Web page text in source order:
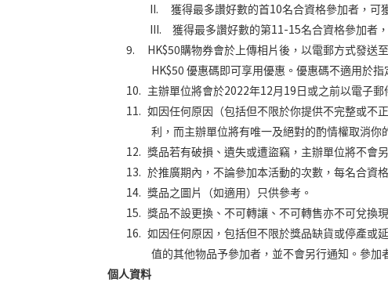
II. 獲得最多讚好數的首10名合資格參加者，可
III. 獲得最多讚好數的第11-15名合資格參加者
9. HK$50購物券會於上傳相片後，以電郵方式發送
HK$50 優惠碼即可享用優惠。優惠碼不適用於
10. 主辦單位將會於2022年12月 19 日或之前以電子郵
11. 如因任何原因（包括但不限於你提供不完整或不
利，而主辦單位將有唯一及絕對的酌情權取消你
12. 獎品若有破損、遺失或遭盜竊，主辦單位將不會
13. 於推廣期內，不論參加本活動的次數，每名合資
14. 獎品之圖片（如適用）只供參考。
15. 獎品不設更換、不可轉讓、不可轉售亦不可兌換
16. 如因任何原因，包括但不限於獎品缺貨或停產或
值的其他物品予參加者，並不會另行通知。參加
個人資料